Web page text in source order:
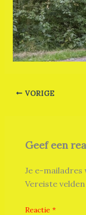
VORIGE
Geef een
Je e-
Vereiste
Reactie *